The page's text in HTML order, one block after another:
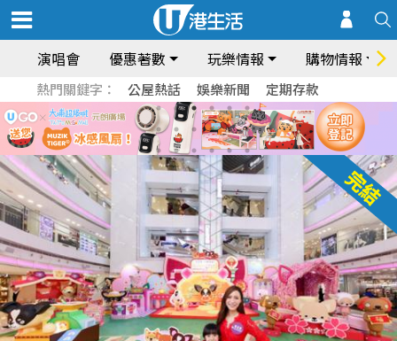
演唱會 優惠著數 玩樂情報 購物情報
熱門關鍵字： 公屋熱話 娛樂新聞 定期存款